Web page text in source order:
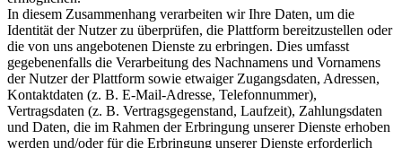
In diesem Zusammenhang verarbeiten wir Ihre Daten, um die
Identität der Nutzer zu überprüfen, die Plattform bereitzustellen oder
die von uns angebotenen Dienste zu erbringen. Dies umfasst
gegebenenfalls die Verarbeitung des Nachnamens und Vornamens
der Nutzer der Plattform sowie etwaiger Zugangsdaten, Adressen,
Kontaktdaten (z. B. E-Mail-Adresse, Telefonnummer),
Vertragsdaten (z. B. Vertragsgegenstand, Laufzeit), Zahlungsdaten
und Daten, die im Rahmen der Erbringung unserer Dienste erhoben
werden und/oder für die Erbringung unserer Dienste erforderlich